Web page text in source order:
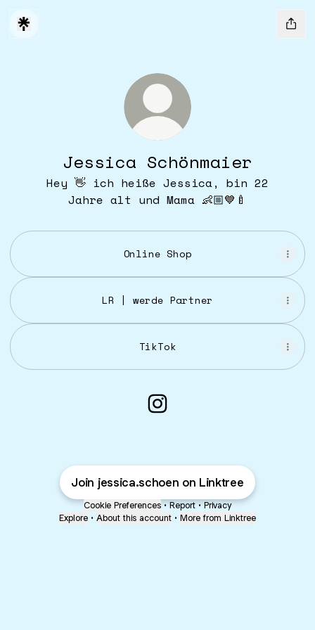
Jessica Schönmaier
Hey 👋 ich heiße Jessica, bin 22
Jahre alt und Mama 👶🏼💙🍼
Online Shop
LR | werde Partner
TikTok
Join jessica.schoen on Linktree
Cookie Preferences • Report • Privacy
Explore • About this account • More from Linktree